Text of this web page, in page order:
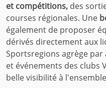
et compétitions, des
courses régionales. Une
également de proposer
dérivés directement aux
Sportsregions agrège
et événements des clubs
belle visibilité à